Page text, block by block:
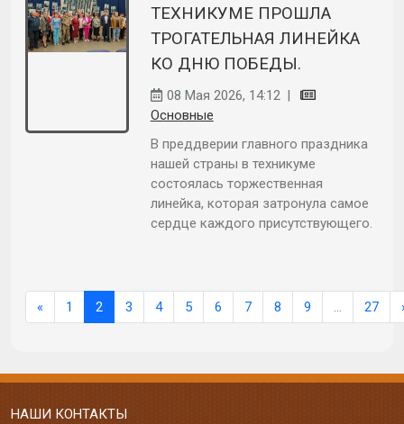
ТЕХНИКУМЕ ПРОШЛА
ТРОГАТЕЛЬНАЯ ЛИНЕЙКА
КО ДНЮ ПОБЕДЫ.
08 Мая 2026, 14:12 |
Основные
В преддверии главного праздника
нашей страны в техникуме
состоялась торжественная
линейка, которая затронула самое
сердце каждого присутствующего.
« 1 2 3 4 5 6 7 8 9 … 27
НАШИ КОНТАКТЫ